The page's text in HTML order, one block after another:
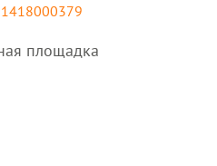
площадка